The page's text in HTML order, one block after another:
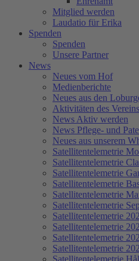
Mitglied werden
Laudatio für Erika
Spenden
Spenden
Unsere Partner
News
Neues vom Hof
Medienberichte
Neues aus den
Aktivitäten des Vereins
News Aktiv werden
News Pflege- und
Neues aus unserem
Satellitentelemetrie
Satellitentelemetrie
Satellitentelemetrie
Satellitentelemetrie
Satellitentelemetrie
Satellitentelemetrie
Satellitentelemetrie
Satellitentelemetrie
Satellitentelemetrie
Satellitentelemetrie
Satellitentelemetrie